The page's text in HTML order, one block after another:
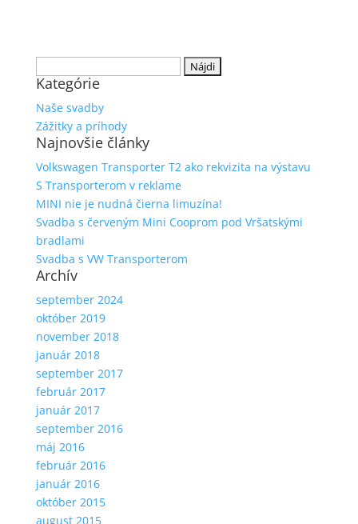
Kategórie
Naše svadby
Zážitky a príhody
Najnovšie články
Volkswagen Transporter T2 ako rekvizita na výstavu
S Transporterom v reklame
MINI nie je nudná čierna limuzína!
Svadba s červeným Mini Cooprom pod Vršatskými
bradlami
Svadba s VW Transporterom
Archív
september 2024
október 2019
november 2018
január 2018
september 2017
február 2017
január 2017
september 2016
máj 2016
február 2016
január 2016
október 2015
august 2015